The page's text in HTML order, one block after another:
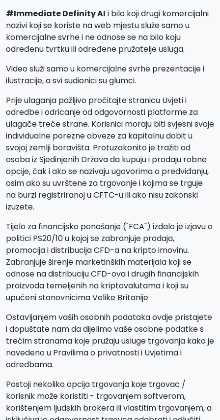
#Immediate Definity AI i bilo koji drugi komercijalni
nazivi koji se koriste na web mjestu služe samo u
komercijalne svrhe i ne odnose se na bilo koju
određenu tvrtku ili određene pružatelje usluga.
Video služi samo u komercijalne svrhe prezentacije i
ilustracije, a svi sudionici su glumci.
Prije ulaganja pažljivo pročitajte stranicu Uvjeti i
odredbe i odricanje od odgovornosti platforme za
ulagače treće strane. Korisnici moraju biti svjesni svoje
individualne porezne obveze za kapitalnu dobit u
svojoj zemlji boravišta. Protuzakonito je tražiti od
osoba iz Sjedinjenih Država da kupuju i prodaju robne
opcije, čak i ako se nazivaju ugovorima o predviđanju,
osim ako su uvrštene za trgovanje i kojima se trguje
na burzi registriranoj u CFTC-u ili ako nisu zakonski
izuzete.
Tijelo za financijsko ponašanje ("FCA") izdalo je izjavu o
politici PS20/10 u kojoj se zabranjuje prodaja,
promocija i distribucija CFD-a na kripto imovinu.
Zabranjuje širenje marketinških materijala koji se
odnose na distribuciju CFD-ova i drugih financijskih
proizvoda temeljenih na kriptovalutama i koji su
upućeni stanovnicima Velike Britanije
Ostavljanjem vaših osobnih podataka ovdje pristajete
i dopuštate nam da dijelimo vaše osobne podatke s
trećim stranama koje pružaju usluge trgovanja kako je
navedeno u Pravilima o privatnosti i Uvjetima i
odredbama.
Postoji nekoliko opcija trgovanja koje trgovac /
korisnik može koristiti - trgovanjem softverom,
korištenjem ljudskih brokera ili vlastitim trgovanjem, a